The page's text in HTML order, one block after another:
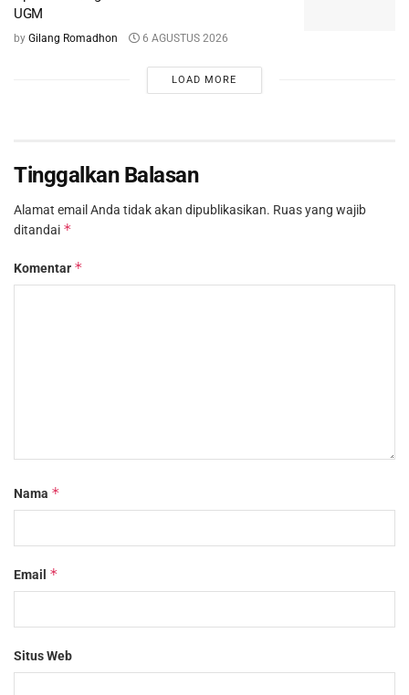
UGM
by Gilang Romadhon 6 AGUSTUS 2026
LOAD MORE
Tinggalkan Balasan
Alamat email Anda tidak akan dipublikasikan. Ruas yang wajib
ditandai *
Komentar *
Nama *
Email *
Situs Web